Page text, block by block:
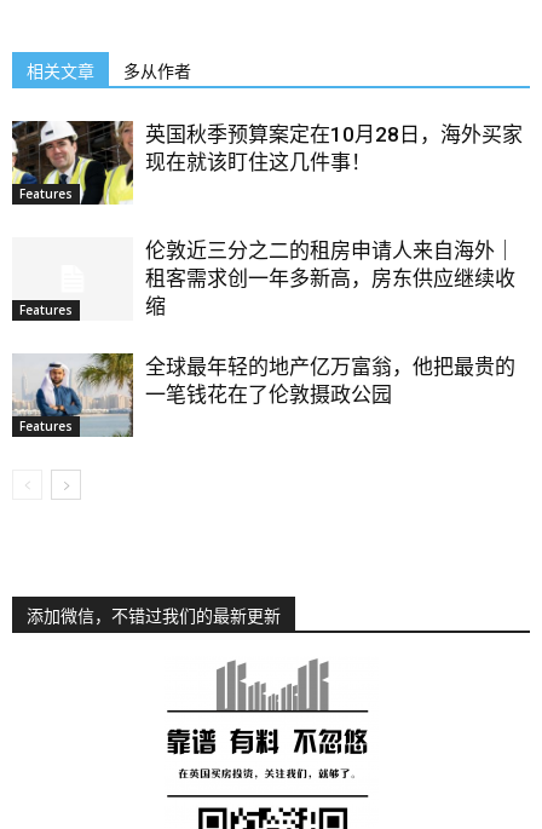
相关文章 多从作者
Features
英国秋季预算案定在10月28日，海外买家
现在就该盯住这几件事！
Features
伦敦近三分之二的租房申请人来自海外｜
租客需求创一年多新高，房东供应继续收
缩
Features
全球最年轻的地产亿万富翁，他把最贵的
一笔钱花在了伦敦摄政公园
添加微信，不错过我们的最新更新